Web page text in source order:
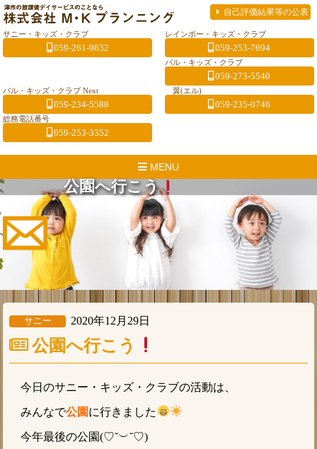
自己評価結果等の公表
サニー・キッズ・クラブ
059-261-9832
レインボー・キッズ・クラブ
059-253-7694
パル・キッズ・クラブ
059-273-5540
パル・キッズ・クラブ Next
059-234-5588
翼(エル)
059-235-0746
総務電話番号
059-253-3352
MENU
公園へ行こう
サニー 2020年12月29日
公園へ行こう
今日のサニー・キッズ・クラブの活動は、
みんなで公園に行きました
今年最後の公園(♡˘︶˘♡)